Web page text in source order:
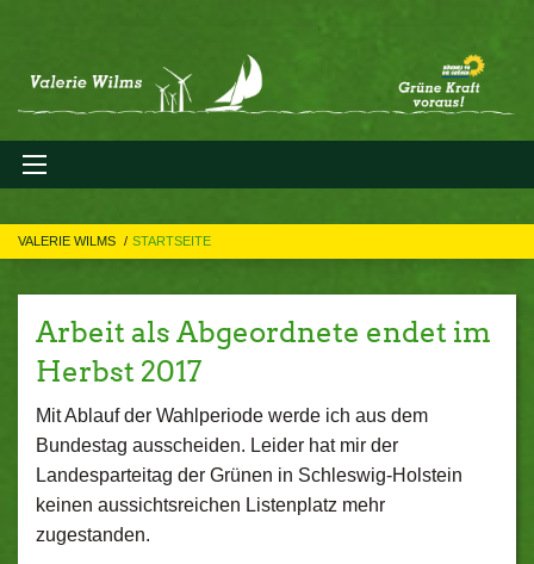
VALERIE WILMS STARTSEITE
Arbeit als Abgeordnete endet im
Herbst 2017
Mit Ablauf der Wahlperiode werde ich aus dem
Bundestag ausscheiden. Leider hat mir der
Landesparteitag der Grünen in Schleswig-Holstein
keinen aussichtsreichen Listenplatz mehr
zugestanden.